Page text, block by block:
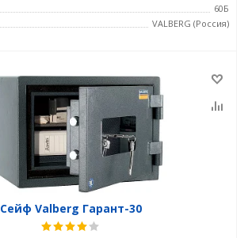
60Б
VALBERG (Россия)
Сейф Valberg Гарант-30